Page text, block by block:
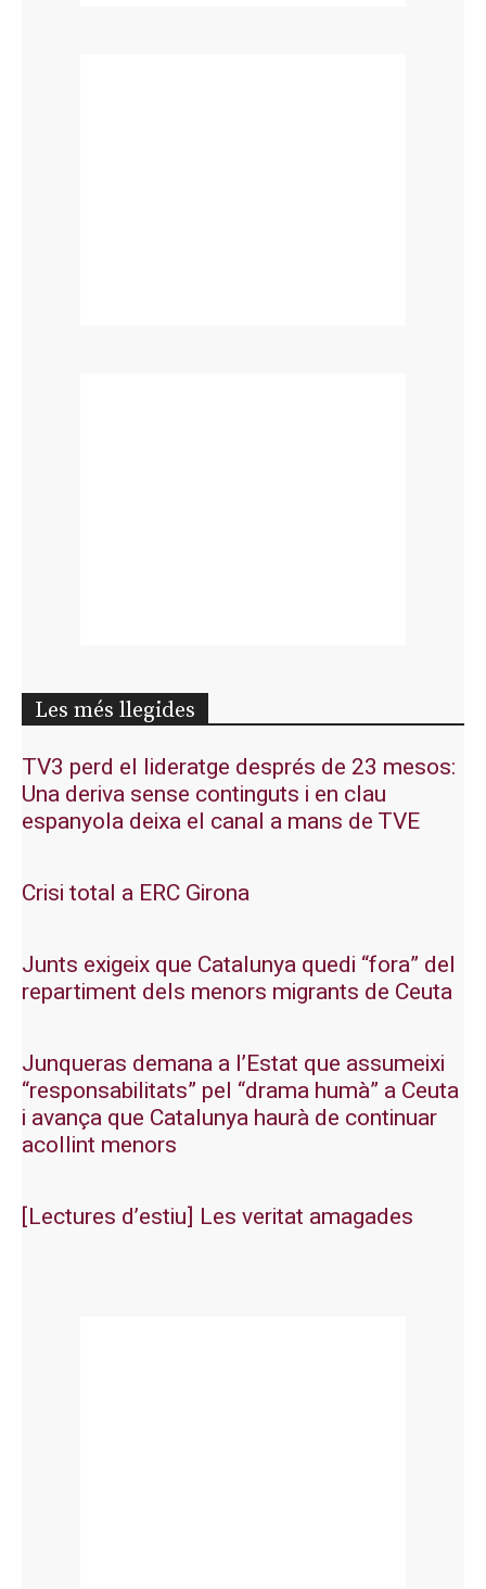
Les més llegides
TV3 perd el lideratge després de 23 mesos:
Una deriva sense continguts i en clau
espanyola deixa el canal a mans de TVE
Crisi total a ERC Girona
Junts exigeix que Catalunya quedi “fora” del
repartiment dels menors migrants de Ceuta
Junqueras demana a l’Estat que assumeixi
“responsabilitats” pel “drama humà” a Ceuta
i avança que Catalunya haurà de continuar
acollint menors
[Lectures d’estiu] Les veritat amagades